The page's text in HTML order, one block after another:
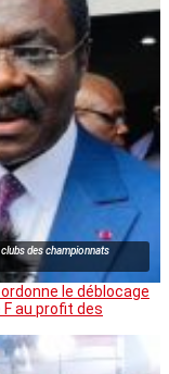
des championnats
le déblocage
au profit des